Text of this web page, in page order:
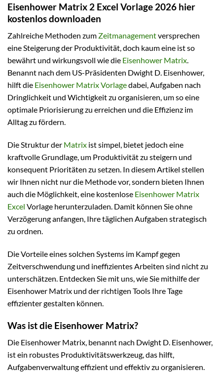
Eisenhower Matrix 2 Excel Vorlage 2026 hier
kostenlos downloaden
Zahlreiche Methoden zum Zeitmanagementversprechen
eine Steigerung der Produktivität, doch kaum eine ist so
bewährt und wirkungsvoll wie die Eisenhower Matrix.
Benannt nach dem US-Präsidenten Dwight D. Eisenhower,
hilft die Eisenhower Matrix Vorlagedabei, Aufgaben nach
Dringlichkeit und Wichtigkeit zu organisieren, um so eine
optimale Priorisierung zu erreichen und die Effizienz im
Alltag zu fördern.
Die Struktur der Matrix ist simpel, bietet jedoch eine
kraftvolle Grundlage, um Produktivität zu steigern und
konsequent Prioritäten zu setzen. In diesem Artikel stellen
wir Ihnen nicht nur die Methode vor, sondern bieten Ihnen
auch die Möglichkeit, eine kostenlose Eisenhower Matrix
Excel Vorlage herunterzuladen. Damit können Sie ohne
Verzögerung anfangen, Ihre täglichen Aufgaben strategisch
zu ordnen.
Die Vorteile eines solchen Systems im Kampf gegen
Zeitverschwendung und ineffizientes Arbeiten sind nicht zu
unterschätzen. Entdecken Sie mit uns, wie Sie mithilfe der
Eisenhower Matrix und der richtigen Tools Ihre Tage
effizienter gestalten können.
Was ist die Eisenhower Matrix?
Die Eisenhower Matrix, benannt nach Dwight D. Eisenhower,
ist ein robustes Produktivitätswerkzeug, das hilft,
Aufgabenverwaltung effizient und effektiv zu organisieren.